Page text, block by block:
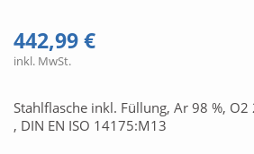
442,99 €
inkl. MwSt.
Stahlflasche inkl. Füllung, Ar 98 %, O2
, DIN EN ISO 14175:M13